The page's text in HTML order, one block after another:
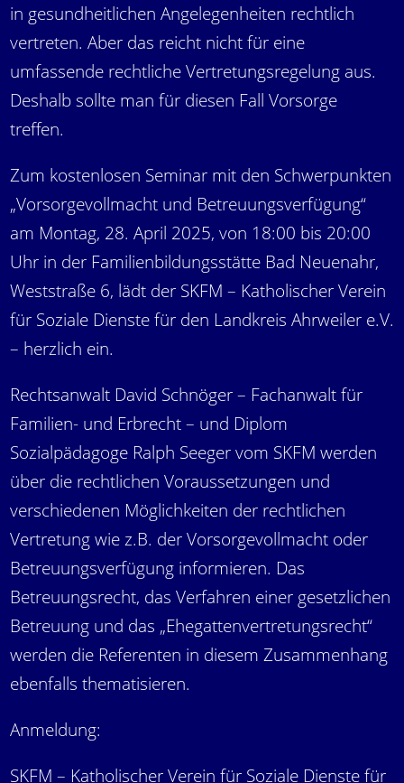
in gesundheitlichen Angelegenheiten rechtlich
vertreten. Aber das reicht nicht für eine
umfassende rechtliche Vertretungsregelung aus.
Deshalb sollte man für diesen Fall Vorsorge
treffen.
Zum kostenlosen Seminar mit den Schwerpunkten
„Vorsorgevollmacht und Betreuungsverfügung“
am Montag, 28. April 2025, von 18:00 bis 20:00
Uhr in der Familienbildungsstätte Bad Neuenahr,
Weststraße 6, lädt der SKFM – Katholischer Verein
für Soziale Dienste für den Landkreis Ahrweiler e.V.
– herzlich ein.
Rechtsanwalt David Schnöger – Fachanwalt für
Familien- und Erbrecht – und Diplom
Sozialpädagoge Ralph Seeger vom SKFM werden
über die rechtlichen Voraussetzungen und
verschiedenen Möglichkeiten der rechtlichen
Vertretung wie z.B. der Vorsorgevollmacht oder
Betreuungsverfügung informieren. Das
Betreuungsrecht, das Verfahren einer gesetzlichen
Betreuung und das „Ehegattenvertretungsrecht“
werden die Referenten in diesem Zusammenhang
ebenfalls thematisieren.
Anmeldung:
SKFM – Katholischer Verein für Soziale Dienste für